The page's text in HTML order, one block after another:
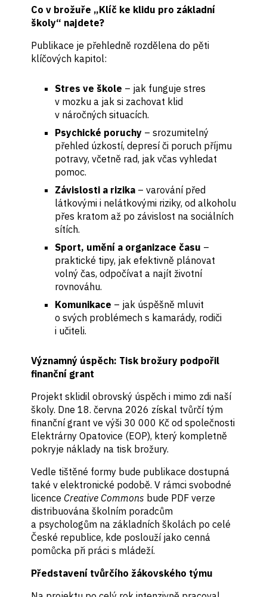
Co v brožuře „Klíč ke klidu pro základní
školy“ najdete?
Publikace je přehledně rozdělena do pěti
klíčových kapitol:
Stres ve škole – jak funguje stres
v mozku a jak si zachovat klid
v náročných situacích.
Psychické poruchy – srozumitelný
přehled úzkostí, depresí či poruch příjmu
potravy, včetně rad, jak včas vyhledat
pomoc.
Závislosti a rizika – varování před
látkovými i nelátkovými riziky, od alkoholu
přes kratom až po závislost na sociálních
sítích.
Sport, umění a organizace času –
praktické tipy, jak efektivně plánovat
volný čas, odpočívat a najít životní
rovnováhu.
Komunikace – jak úspěšně mluvit
o svých problémech s kamarády, rodiči
i učiteli.
Významný úspěch: Tisk brožury podpořil
finanční grant
Projekt sklidil obrovský úspěch i mimo zdi naší
školy. Dne 18. června 2026 získal tvůrčí tým
finanční grant ve výši 30 000 Kč od společnosti
Elektrárny Opatovice (EOP), který kompletně
pokryje náklady na tisk brožury.
Vedle tištěné formy bude publikace dostupná
také v elektronické podobě. V rámci svobodné
licence Creative Commons bude PDF verze
distribuována školním poradcům
a psychologům na základních školách po celé
České republice, kde poslouží jako cenná
pomůcka při práci s mládeží.
Představení tvůrčího žákovského týmu